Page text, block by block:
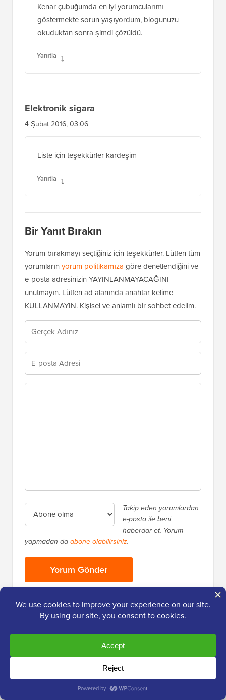
Kenar çubuğumda en iyi yorumcularımı
göstermekte sorun yaşıyordum, blogunuzu
okuduktan sonra şimdi çözüldü.
Yanıtla
Elektronik sigara
4 Şubat 2016, 03:06
Liste için teşekkürler kardeşim
Yanıtla
Bir Yanıt Bırakın
Yorum bırakmayı seçtiğiniz için teşekkürler. Lütfen tüm
yorumların yorum politikamıza göre denetlendiğini ve
e-posta adresinizin YAYINLANMAYACAĞINI
unutmayın. Lütfen ad alanında anahtar kelime
KULLANMAYIN. Kişisel ve anlamlı bir sohbet edelim.
Takip eden yorumlardan
e-posta ile beni
haberdar et. Yorum
yapmadan daabone olabilirsiniz.
Çubuğu
2.000.000'den FazlaOkuyucu
WPBeginner'dan taze içerik alın